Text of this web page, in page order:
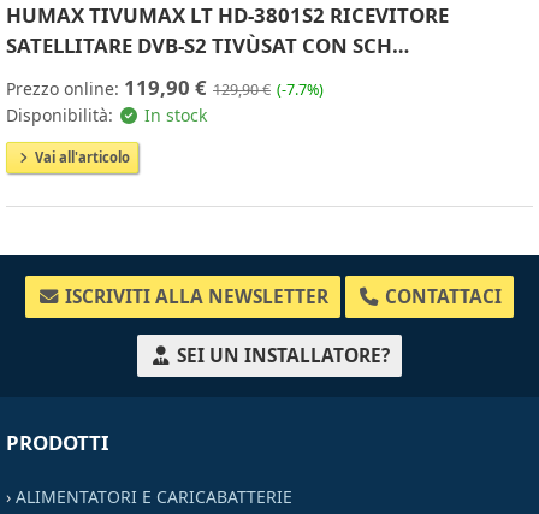
HUMAX TIVUMAX LT HD-3801S2 RICEVITORE
SATELLITARE DVB-S2 TIVÙSAT CON SCH…
Prezzo online: 119,90 € 129,90 € (-7.7%)
Disponibilità: In stock
Vai all'articolo
ISCRIVITI ALLA NEWSLETTER CONTATTACI
SEI UN INSTALLATORE?
PRODOTTI
› ALIMENTATORI E CARICABATTERIE